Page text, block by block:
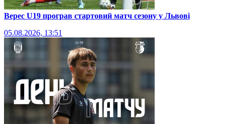
Верес U19 програв стартовий матч сезону у Львові
05.08.2026, 13:51